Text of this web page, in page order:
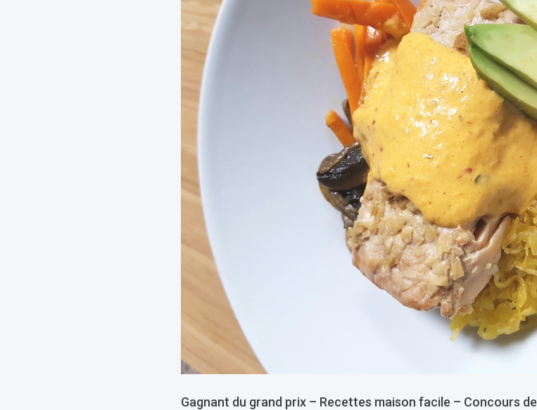
Gagnant du grand prix – Recettes maison facile – Concours de